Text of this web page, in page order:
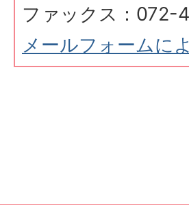
ファックス：
メールフォームに